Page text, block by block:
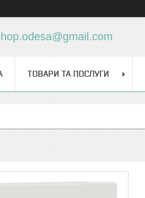
ТОВАРИ ТА ПОСЛУГИ